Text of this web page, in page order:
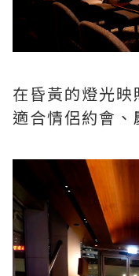
在昏黃的燈光映
適合情侶約會、